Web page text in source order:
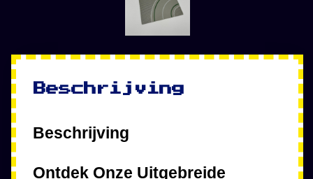
Beschrijving
Beschrijving
Ontdek Onze Uitgebreide